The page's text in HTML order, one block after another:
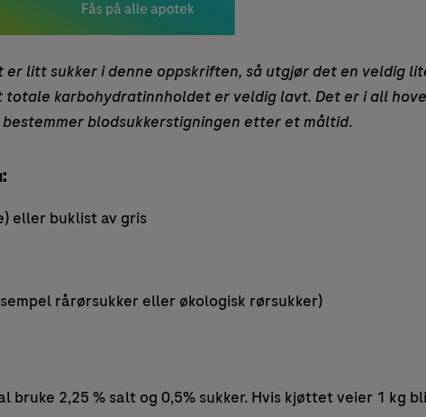
er litt sukker i denne oppskriften, så utgjør det en veldig
karbohydratinnholdet er veldig lavt. Det er i all
blodsukkerstigningen etter et måltid.
eller buklist av gris
rårørsukker eller økologisk rørsukker)
bruke 2,25 % salt og 0,5% sukker. Hvis kjøttet veier 1 kg